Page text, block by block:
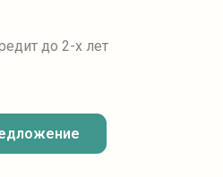
до 2-х лет